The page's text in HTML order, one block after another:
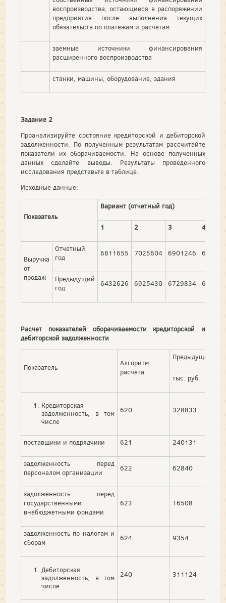
воспроизводства, остающиеся в распоряжении
предприятия после выполнения текущих
обязательств по платежам и расчетам
заемные источники финансирования
расширенного воспроизводства
станки, машины, оборудование, здания
Задание 2
Проанализируйте состояние кредиторской и дебиторской
задолженности. По полученным результатам рассчитайте
показатели их оборачиваемости. На основе полученных
данных сделайте выводы. Результаты проведенного
исследования представьте в таблице.
Исходные данные:
Показатель
Вариант (отчетный год)
1 2 3 4
Выручка
от
продаж
Отчетный
год
6811655 7025604 6901246
Предыдущий
год
6432626 6925430 6729834
Расчет показателей оборачиваемости кредиторской и
дебиторской задолженности
Показатель
Алгоритм
расчета
Предыдущий год
тыс. руб.
Кредиторская
задолженность, в том
числе
620 328833
поставщики и подрядчики 621 240131
задолженность перед
персоналом организации
622 62840
задолженность перед
государственными
внебюджетными фондами
623 16508 5,02
задолженность по налогам и
сборам
624 9354
Дебиторская
задолженность, в том
числе
240 311124